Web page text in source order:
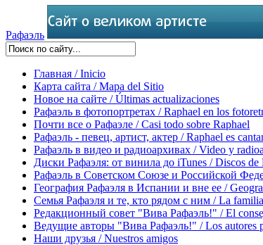
Рафаэль
Главная / Inicio
Карта сайта / Mapa del Sitio
Новое на сайте / Últimas actualizaciones
Рафаэль в фотопортретах / Raphael en los
Почти все о Рафаэле / Casi todo sobre Raphael
Рафаэль - певец, артист, актер / Raphael es
Рафаэль в видео и радиоархивах / Video y
Диски Рафаэля: от винила до iTunes / Discos de
Рафаэль в Советском Союзе и Российской
География Рафаэля в Испании и вне ее /
Семья Рафаэля и те, кто рядом с ним / La
Редакционный совет "Вива Рафаэль!" / El
Ведущие авторы "Вива Рафаэль!" / Los autores
Наши друзья / Nuestros amigos